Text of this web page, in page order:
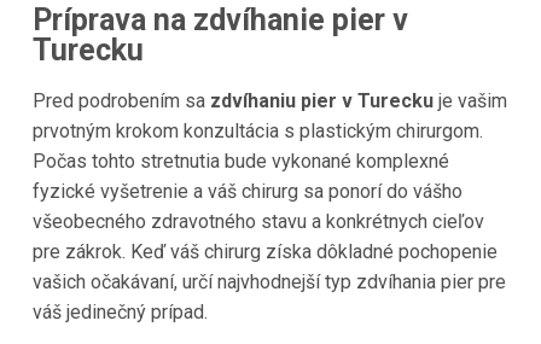
Príprava na zdvíhanie pier v
Turecku
Pred podrobením sa zdvíhaniu pier v Tureckuje vašim
prvotným krokom konzultácia s plastickým chirurgom.
Počas tohto stretnutia bude vykonané komplexné
fyzické vyšetrenie a váš chirurg sa ponorí do vášho
všeobecného zdravotného stavu a konkrétnych cieľov
pre zákrok. Keď váš chirurg získa dôkladné pochopenie
vašich očakávaní, určí najvhodnejší typ zdvíhania pier pre
váš jedinečný prípad.